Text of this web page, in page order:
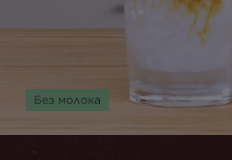
Без молока